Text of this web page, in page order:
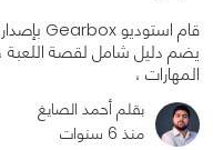
2118
يضم دليل شامل لقصة اللعبة
المهارات ،
بقلم أحمد الصايغ
منذ 6 سنوات